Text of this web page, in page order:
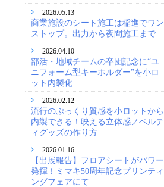
2026.05.13
商業施設のシート施工は稲進でワン
ストップ。出力から夜間施工まで
2026.04.10
部活・地域チームの卒団記念に“ユ
ニフォーム型キーホルダー”を小ロ
ット内製化
2026.02.12
流行のぷっくり質感を小ロットから
内製できる！映える立体感ノベルテ
ィグッズの作り方
2026.01.16
【出展報告】フロアシートがパワー
発揮！ミマキ50周年記念プリンティ
ングフェアにて